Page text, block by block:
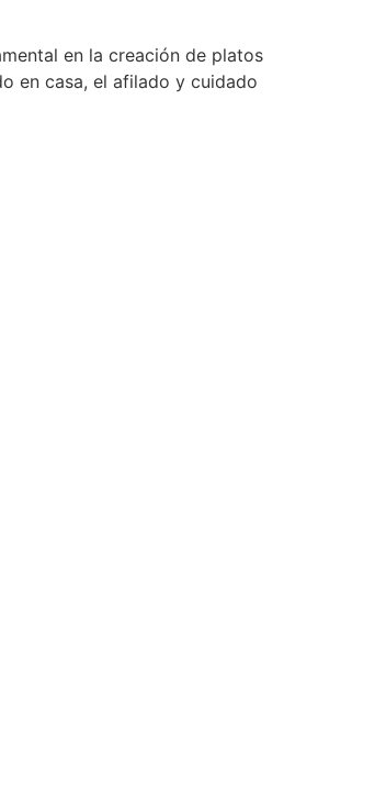
en la creación de platos
en casa, el afilado y cuidado